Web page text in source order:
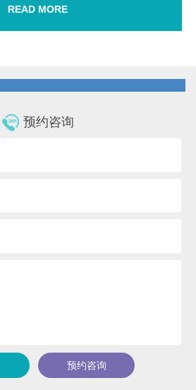
READ MORE
预约咨询
预约咨询